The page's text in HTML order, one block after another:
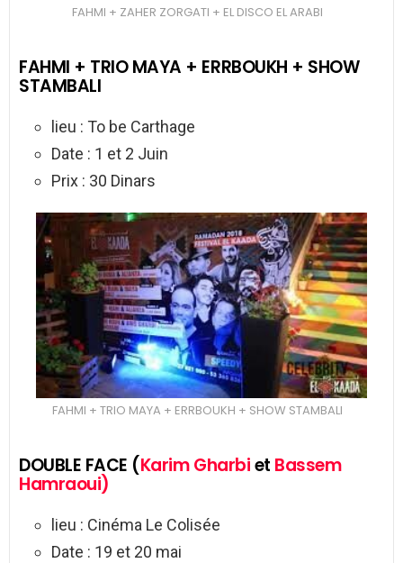
FAHMI + ZAHER ZORGATI + EL DISCO EL ARABI
FAHMI + TRIO MAYA + ERRBOUKH + SHOW
STAMBALI
lieu : To be Carthage
Date : 1 et 2 Juin
Prix : 30 Dinars
FAHMI + TRIO MAYA + ERRBOUKH + SHOW STAMBALI
DOUBLE FACE (Karim Gharbiet Bassem
Hamraoui)
lieu : Cinéma Le Colisée
Date : 19 et 20 mai